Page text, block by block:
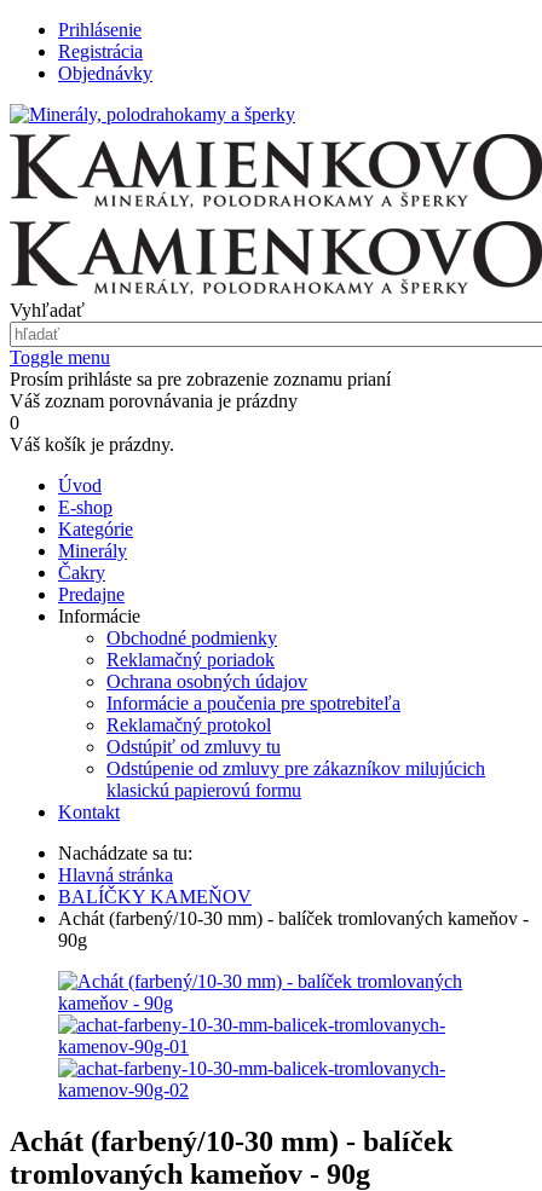
Prihlásenie
Registrácia
Objednávky
Vyhľadať
Toggle menu
Prosím prihláste sa pre zobrazenie zoznamu prianí
Váš zoznam porovnávania je prázdny
0
Váš košík je prázdny.
Úvod
E-shop
Kategórie
Minerály
Čakry
Predajne
Informácie
Obchodné podmienky
Reklamačný poriadok
Ochrana osobných údajov
Informácie a poučenia pre spotrebiteľa
Reklamačný protokol
Odstúpiť od zmluvy tu
Odstúpenie od zmluvy pre zákazníkov milujúcich
klasickú papierovú formu
Kontakt
Nachádzate sa tu:
Hlavná stránka
BALÍČKY KAMEŇOV
Achát (farbený/10-30 mm) - balíček tromlovaných kameňov -
90g
Achát (farbený/10-30 mm) - balíček
tromlovaných kameňov - 90g